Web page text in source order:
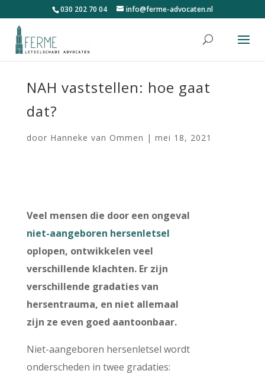
030 202 70 04 info@ferme-advocaten.nl
NAH vaststellen: hoe gaat
dat?
door Hanneke van Ommen | mei 18, 2021
Veel mensen die door een ongeval
niet-aangeboren hersenletsel
oplopen, ontwikkelen veel
verschillende klachten. Er zijn
verschillende gradaties van
hersentrauma, en niet allemaal
zijn ze even goed aantoonbaar.
Niet-aangeboren hersenletsel wordt
onderscheden in twee gradaties: